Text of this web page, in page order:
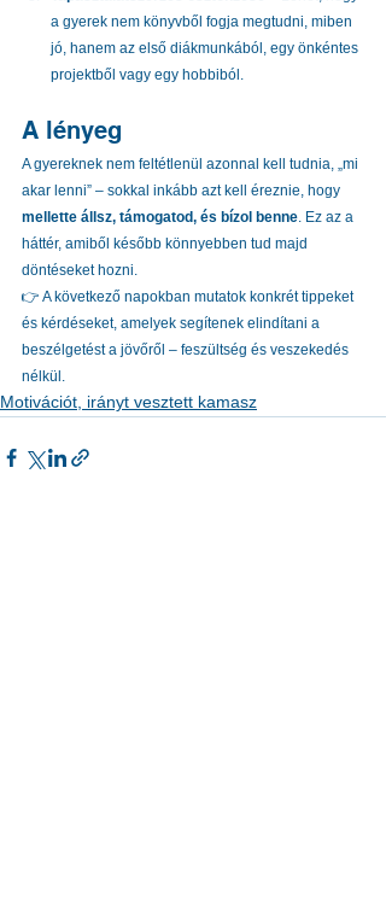
a gyerek nem könyvből fogja megtudni, miben
jó, hanem az első diákmunkából, egy önkéntes
projektből vagy egy hobbiból.
A lényeg
A gyereknek nem feltétlenül azonnal kell tudnia, „mi
akar lenni” – sokkal inkább azt kell éreznie, hogy
mellette állsz, támogatod, és bízol benne. Ez az a
háttér, amiből később könnyebben tud majd
döntéseket hozni.
👉 A következő napokban mutatok konkrét tippeket
és kérdéseket, amelyek segítenek elindítani a
beszélgetést a jövőről – feszültség és veszekedés
nélkül.
Motivációt, irányt vesztett kamasz